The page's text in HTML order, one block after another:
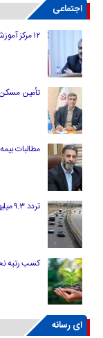
اجتماعی
۱۲ مرکز آموزش فنی و حرفه‌ای لرستان تجهیز و ساماندهی شد
تأمین مسکن برای ۱۲۱
مطالبات
تردد ۹.۳ میلیون وسیله نقلیه در جاده‌های لرستان در طرح اربعین
کسب رتبه نخست
ای رسانه